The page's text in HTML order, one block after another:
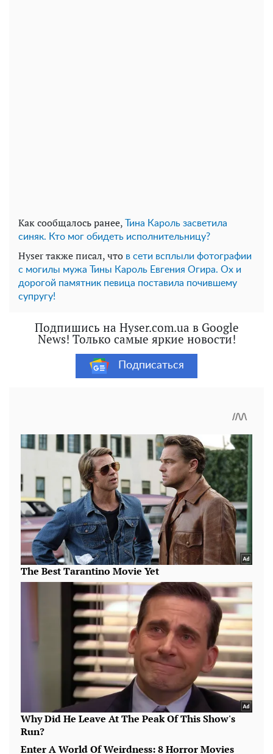
Как сообщалось ранее,
Тина Кароль засветила
синяк. Кто мог обидеть исполнительницу?
Hyser также писал, что в сети всплыли фотографии
с могилы мужа Тины Кароль Евгения Огира. Ох и
дорогой памятник певица поставила почившему
супругу!
Подпишись на Hyser.com.ua в Google
News! Только самые яркие новости!
Подписаться